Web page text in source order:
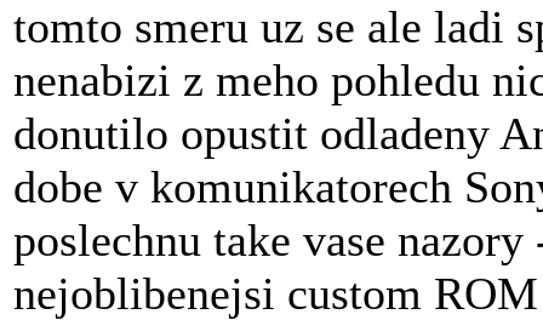
tomto smeru uz se ale ladi
nenabizi z meho pohledu
donutilo opustit odladeny
dobe v komunikatorech
poslechnu take vase
nejoblibenejsi custom